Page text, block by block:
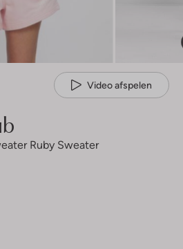
Video afspelen
Ruby Sweater